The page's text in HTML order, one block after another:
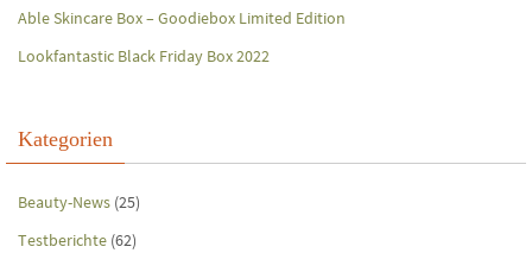
Able Skincare Box – Goodiebox Limited Edition
Lookfantastic Black Friday Box 2022
Kategorien
Beauty-News (25)
Testberichte (62)